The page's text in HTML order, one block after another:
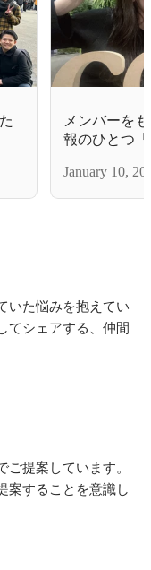
メンバーを
報のひとつ
January 10,
いた悩みを抱えてい
てシェアする、仲間
提案しています。
案することを意識し